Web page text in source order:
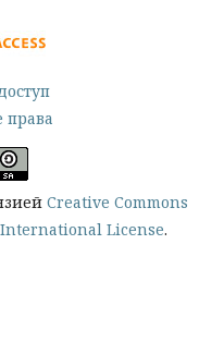
права
Creative Commons
License.